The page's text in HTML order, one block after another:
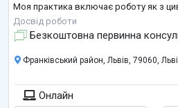
Моя практика включає роботу як з
військовослужбовцями та їх сімʼями.
методи військової психології, щоб
Досвід роботи
Безкоштовна первинна
Франківський район, Львів, 79060,
Онлайн